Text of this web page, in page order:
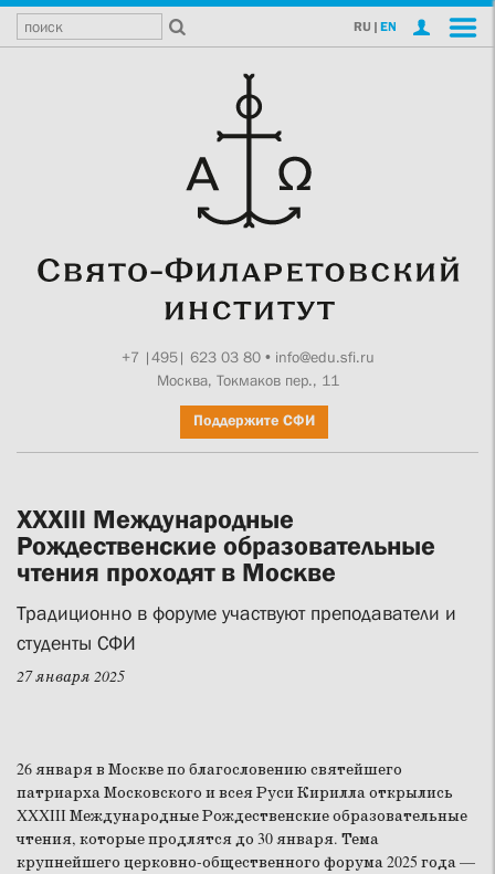
RU | EN
+7 |495| 623 03 80• info@edu.sfi.ru
Москва, Токмаков пер., 11
Поддержите СФИ
XXXIII Международные
Рождественские образовательные
чтения проходят в Москве
Традиционно в форуме участвуют преподаватели и
студенты СФИ
27 января 2025
26 января в Москве по благословению святейшего
патриарха Московского и всея Руси Кирилла открылись
XXXIII Международные Рождественские образовательные
чтения, которые продлятся до 30 января. Тема
крупнейшего церковно-общественного форума 2025 года —